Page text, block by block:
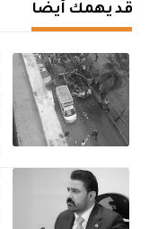
قد يهمك أيضا